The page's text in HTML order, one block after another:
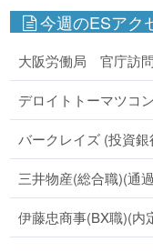
今週のESアク
大阪労働局 官庁訪問
デロイトトーマツコ
バークレイズ (投資
三井物産(総合職)(通
伊藤忠商事(BX職)(内